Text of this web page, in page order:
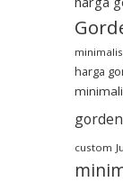
harga
gorden
custom